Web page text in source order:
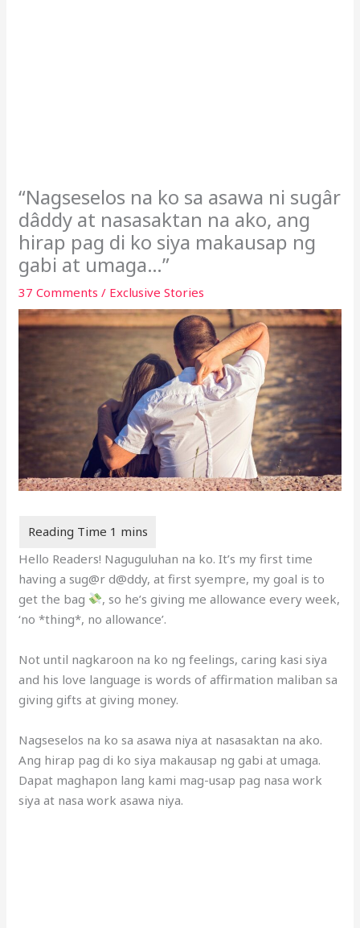
“Nagseselos na ko sa asawa ni sugâr
dâddy at nasasaktan na ako, ang
hirap pag di ko siya makausap ng
gabi at umaga…”
37 Comments / Exclusive Stories
Hello Readers! Naguguluhan na ko. It’s my first time
having a sug@r d@ddy, at first syempre, my goal is to
get the bag
, so he’s giving me allowance every week,
‘no *thing*, no allowance’.
Not until nagkaroon na ko ng feelings, caring kasi siya
and his love language is words of affirmation maliban sa
giving gifts at giving money.
Nagseselos na ko sa asawa niya at nasasaktan na ako.
Ang hirap pag di ko siya makausap ng gabi at umaga.
Dapat maghapon lang kami mag-usap pag nasa work
siya at nasa work asawa niya.